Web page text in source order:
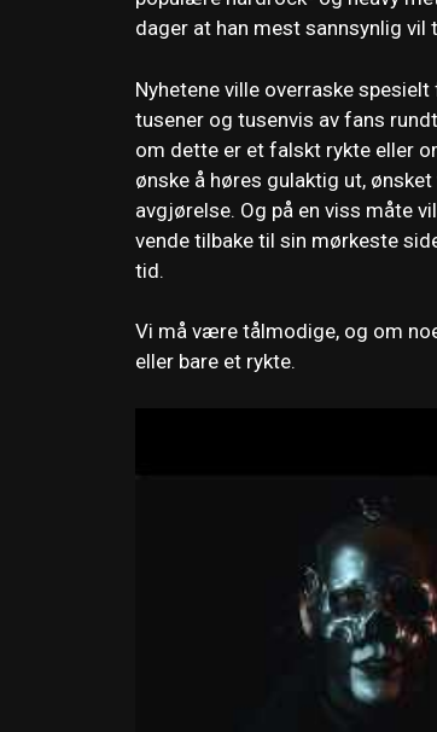
dager at han mest sannsynlig vil
Nyhetene ville overraske
tusener og tusenvis av fans
om dette er et falskt rykte eller
ønske å høres gulaktig ut,
avgjørelse. Og på en viss måte
vende tilbake til sin mørkeste
tid.
Vi må være tålmodige, og om
eller bare et rykte.